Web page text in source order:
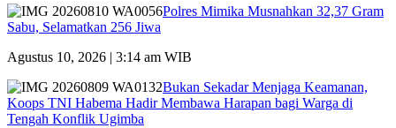
Polres Mimika Musnahkan 32,37 Gram
Sabu, Selamatkan 256 Jiwa
Agustus 10, 2026 | 3:14 am WIB
Bukan Sekadar Menjaga Keamanan,
Koops TNI Habema Hadir Membawa Harapan bagi Warga di
Tengah Konflik Ugimba